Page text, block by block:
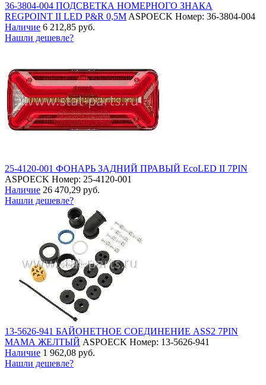
36-3804-004 ПОДСВЕТКА НОМЕРНОГО ЗНАКА
REGPOINT II LED P&R 0,5M ASPOECK Номер: 36-3804-004
Наличие 6 212,85 руб.
Нашли дешевле?
25-4120-001 ФОНАРЬ ЗАДНИЙ ПРАВЫЙ EcoLED II 7PIN
ASPOECK Номер: 25-4120-001
Наличие 26 470,29 руб.
Нашли дешевле?
13-5626-941 БАЙОНЕТНОЕ СОЕДИНЕНИЕ ASS2 7PIN
МАМА ЖЕЛТЫЙ ASPOECK Номер: 13-5626-941
Наличие 1 962,08 руб.
Нашли дешевле?